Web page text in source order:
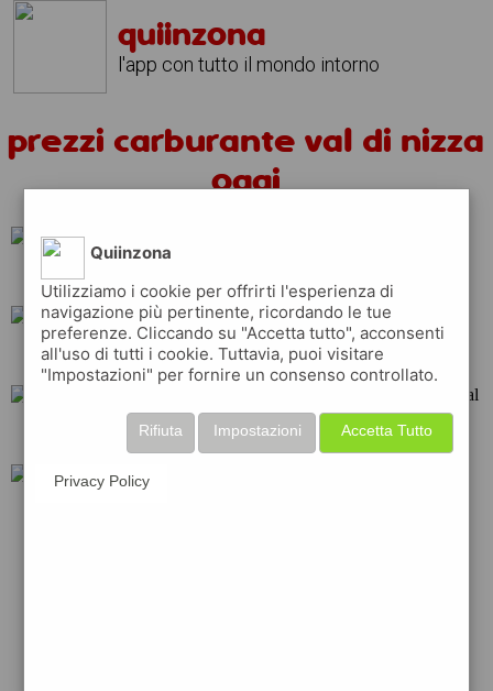
quiinzona
l'app con tutto il mondo intorno
prezzi carburante val di nizza
oggi
q8
eni erg shell
esso total
Quiinzona
Utilizziamo i cookie per offrirti l'esperienza di
navigazione più pertinente, ricordando le tue
preferenze. Cliccando su "Accetta tutto", acconsenti
all'uso di tutti i cookie. Tuttavia, puoi visitare
"Impostazioni" per fornire un consenso controllato.
Accetta Tutto
Impostazioni
Rifiuta
Privacy Policy